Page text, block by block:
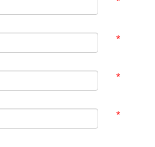
*
*
*